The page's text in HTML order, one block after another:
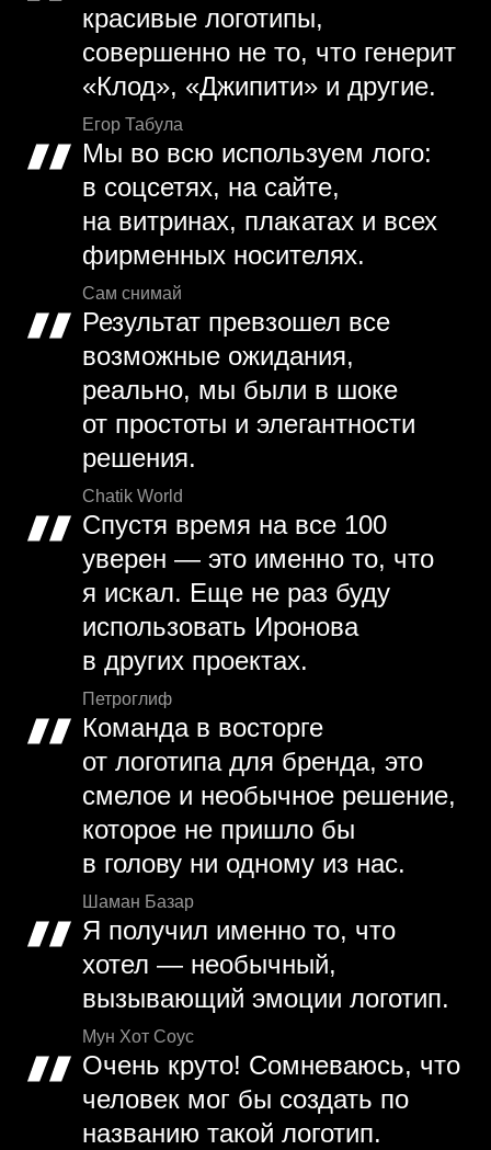
красивые логотипы,
совершенно не то, что генерит
«Клод», «Джипити» и другие.
Егор Табула
Мы во всю используем лого:
в соцсетях, на сайте,
на витринах, плакатах и всех
фирменных носителях.
Сам снимай
Результат превзошел все
возможные ожидания,
реально, мы были в шоке
от простоты и элегантности
решения.
Chatik World
Спустя время на все 100
уверен — это именно то, что
я искал. Еще не раз буду
использовать Иронова
в других проектах.
Петроглиф
Команда в восторге
от логотипа для бренда, это
смелое и необычное решение,
которое не пришло бы
в голову ни одному из нас.
Шаман Базар
Я получил именно то, что
хотел — необычный,
вызывающий эмоции логотип.
Мун Хот Соус
Очень круто! Сомневаюсь, что
человек мог бы создать по
названию такой логотип.